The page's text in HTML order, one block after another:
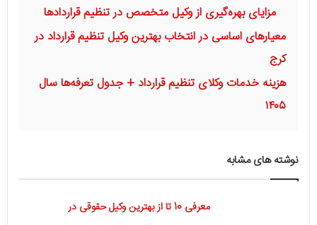
مزایای بهره‌گیری از وکیل متخصص در تنظیم قراردادها
معیارهای اساسی در انتخاب بهترین وکیل تنظیم قرارداد در
کرج
هزینه خدمات وکلای تنظیم قرارداد + جدول تعرفه‌ها سال
۱۴۰۵
نوشته های مشابه
معرفی 10 تا از بهترین وکیل حقوقی در